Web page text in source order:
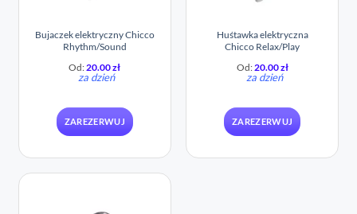
Bujaczek elektryczny Chicco
Rhythm/Sound
Od:20.00zł
za dzień
ZAREZERWUJ
Huśtawka elektryczna
Chicco Relax/Play
Od:20.00zł
za dzień
ZAREZERWUJ